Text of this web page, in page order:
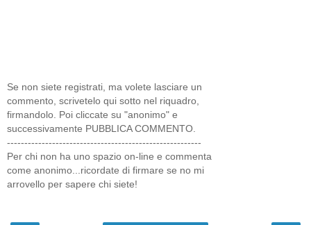
Se non siete registrati, ma volete lasciare un
commento, scrivetelo qui sotto nel riquadro,
firmandolo. Poi cliccate su "anonimo" e
successivamente PUBBLICA COMMENTO.
--------------------------------------------------------
Per chi non ha uno spazio on-line e commenta
come anonimo...ricordate di firmare se no mi
arrovello per sapere chi siete!